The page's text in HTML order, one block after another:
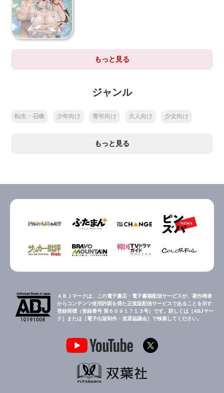
もっと見る
ジャンル
転生・召喚 少年向け 青年向け 大人向け 少女向け
もっと見る
ＡＢＪマークは、この電子書店・電子書籍配信サービスが、著作権者
からコンテンツ使用許諾を得た正規版配信サービスであることを示す
登録商標（登録番号 第６０９１７１３号）です。詳しくは［ABJマー
ク］または［電子出版制作・流通協議会］で検索してください。